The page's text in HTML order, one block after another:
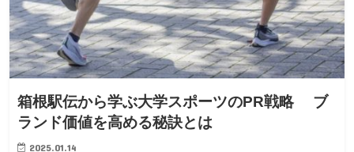
箱根駅伝から学ぶ大学スポーツのPR戦略 ブ
ランド価値を高める秘訣とは
2025.01.14